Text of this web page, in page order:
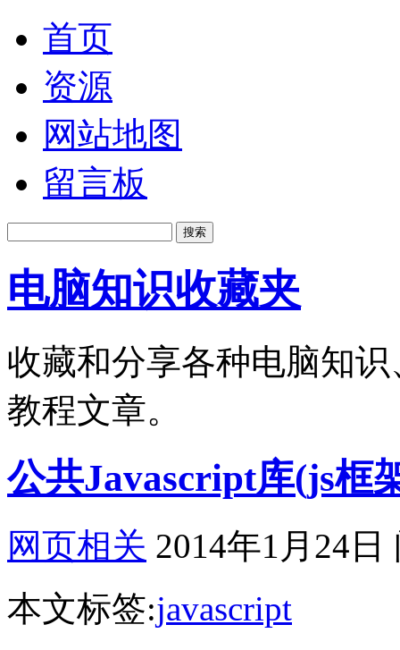
首页
资源
网站地图
留言板
电脑知识收藏夹
收藏和分享各种电脑知
教程文章。
公共Javascript库(js框
网页相关 2014年1月24日
本文标签:javascript